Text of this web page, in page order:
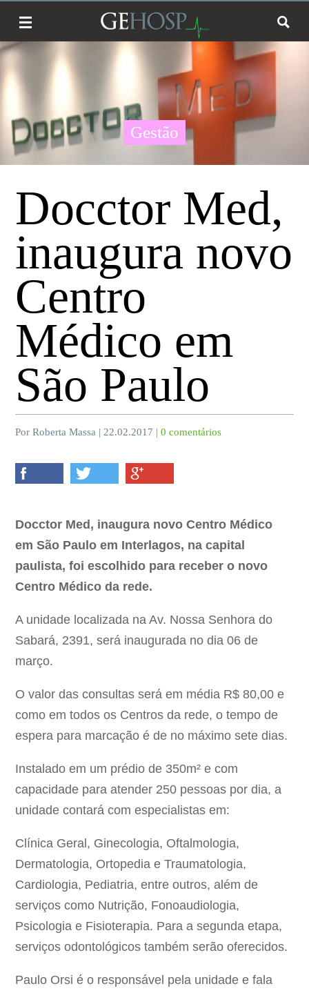
Gestão
Docctor Med,
inaugura novo
Centro
Médico em
São Paulo
Por Roberta Massa | 22.02.2017 |0 comentários
Docctor Med, inaugura novo Centro Médico
em São Paulo em Interlagos, na capital
paulista, foi escolhido para receber o novo
Centro Médico da rede.
A unidade localizada na Av. Nossa Senhora do
Sabará, 2391, será inaugurada no dia 06 de
março.
O valor das consultas será em média R$ 80,00 e
como em todos os Centros da rede, o tempo de
espera para marcação é de no máximo sete dias.
Instalado em um prédio de 350m² e com
capacidade para atender 250 pessoas por dia, a
unidade contará com especialistas em:
Clínica Geral, Ginecologia, Oftalmologia,
Dermatologia, Ortopedia e Traumatologia,
Cardiologia, Pediatria, entre outros, além de
serviços como Nutrição, Fonoaudiologia,
Psicologia e Fisioterapia. Para a segunda etapa,
serviços odontológicos também serão oferecidos.
Paulo Orsi é o responsável pela unidade e fala